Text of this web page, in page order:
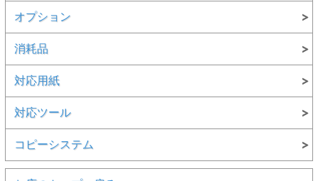
オプション
消耗品
対応用紙
対応ツール
コピーシステム